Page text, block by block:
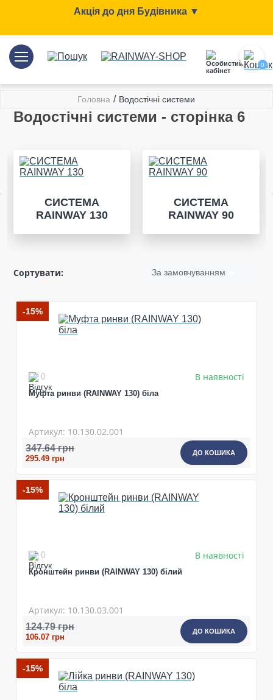
Акція до дня Будівника ▼
0
Головна / Водостічні системи
Водостічні системи - сторінка 6
СИСТЕМА
RAINWAY 130
СИСТЕМА
RAINWAY 90
Сортувати: За замовчуванням
-15%
0 В наявності
Муфта ринви (RAINWAY 130) біла
Артикул: 10.130.02.001
347.64 грн
295.49 грн
ДО КОШИКА
-15%
0 В наявності
Кронштейн ринви (RAINWAY 130) білий
Артикул: 10.130.03.001
124.79 грн
106.07 грн
ДО КОШИКА
-15%